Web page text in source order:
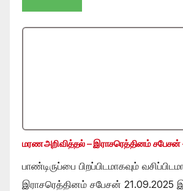
மரண அறிவித்தல் – இராசரெத்தினம் சபேசன் –
பாண்டிருப்பை பிறப்பிடமாகவும்
இராசரெத்தினம் சபேசன் 21.09.2025